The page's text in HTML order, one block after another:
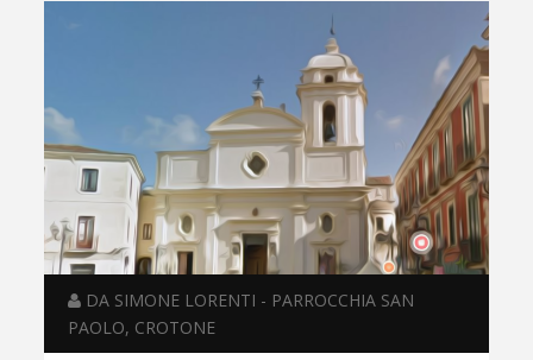
DA SIMONE LORENTI - PARROCCHIA SAN
PAOLO, CROTONE